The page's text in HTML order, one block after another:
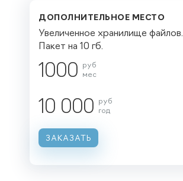
ДОПОЛНИТЕЛЬНОЕ МЕСТО
Увеличенное хранилище файлов.
Пакет на 10 гб.
1000
руб
мес
10 000
руб
год
ЗАКАЗАТЬ